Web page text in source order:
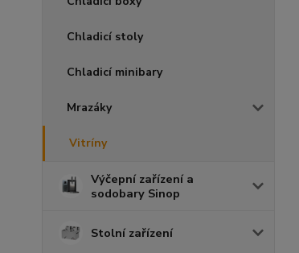
Chladicí stoly
Chladicí minibary
Mrazáky
Vitríny
Výčepní zařízení a
sodobary Sinop
Stolní zařízení